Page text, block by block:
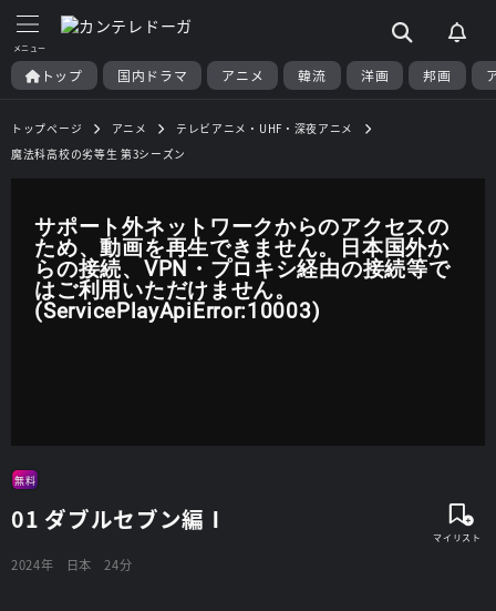
トップ 国内ドラマ アニメ 韓流 洋画 邦画
トップページ アニメ
テレビアニメ・UHF・深夜アニメ
魔法科高校の劣等生 第3シーズン
サポート外ネットワークからのアクセスの
ため、動画を再生できません。日本国外か
らの接続、VPN・プロキシ経由の接続等で
はご利用いただけません。
(ServicePlayApiError:10003)
無料
01 ダブルセブン編Ⅰ
2024年 日本 24分